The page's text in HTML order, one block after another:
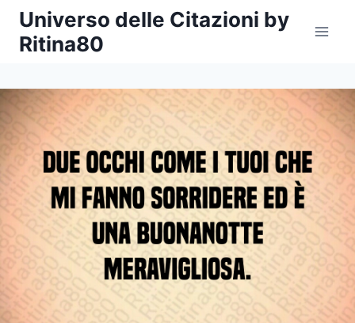
Salta
contenuto
Universo delle Citazioni by
Ritina80